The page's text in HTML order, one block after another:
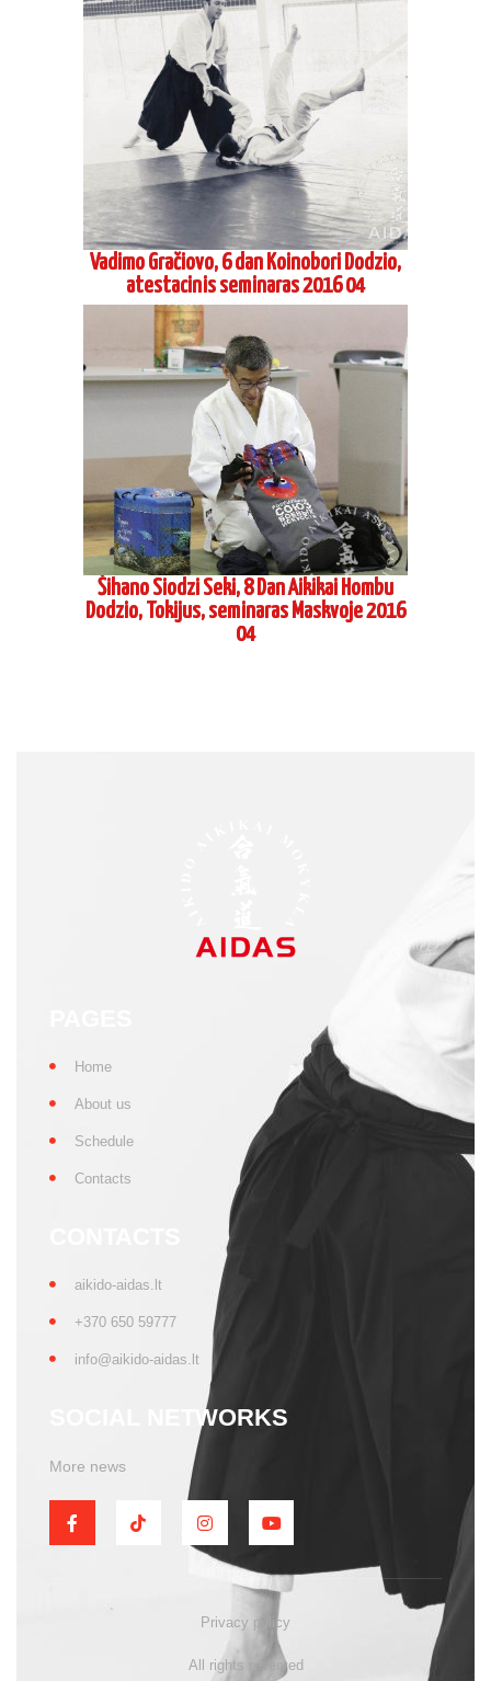
Vadimo Gračiovo, 6 dan Koinobori Dodzio,
atestacinis seminaras 2016 04
Šihano Siodzi Seki, 8 Dan Aikikai Hombu
Dodzio, Tokijus, seminaras Maskvoje 2016
04
Home
About us
Schedule
Contacts
aikido-aidas.lt
+370 650 59777
info@aikido-aidas.lt
SOCIAL NETWORKS
More news
Privacy policy
All rights reserved